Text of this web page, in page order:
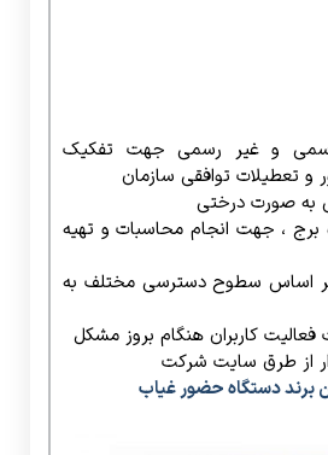
و غیر رسمی جهت تفکیک
تعطیلات توافقی سازمان
به صورت درختی
برج ، جهت انجام محاسبات و تهیه
بر اساس سطوح دسترسی مختلف به
کاربران هنگام بروز مشکل
از طرق سایت شرکت
برند دستگاه حضور غیاب